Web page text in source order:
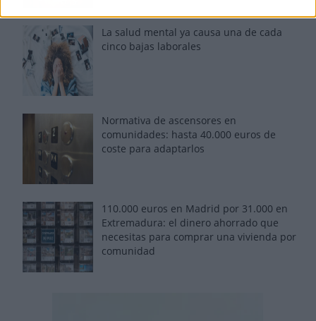
La salud mental ya causa una de cada
cinco bajas laborales
Normativa de ascensores en
comunidades: hasta 40.000 euros de
coste para adaptarlos
110.000 euros en Madrid por 31.000 en
Extremadura: el dinero ahorrado que
necesitas para comprar una vivienda por
comunidad